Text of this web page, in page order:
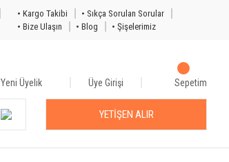
• Kargo Takibi
• Sıkça Sorulan Sorular
• Bize Ulaşın
• Blog
• Şişelerimiz
Yeni Üyelik Üye Girişi Sepetim
YETİŞEN ALIR